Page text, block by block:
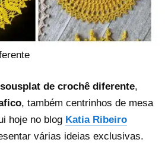
sousplat de crochê diferente,
, também centrinhos de mesa
hoje no blog Katia Ribeiro
várias ideias exclusivas.